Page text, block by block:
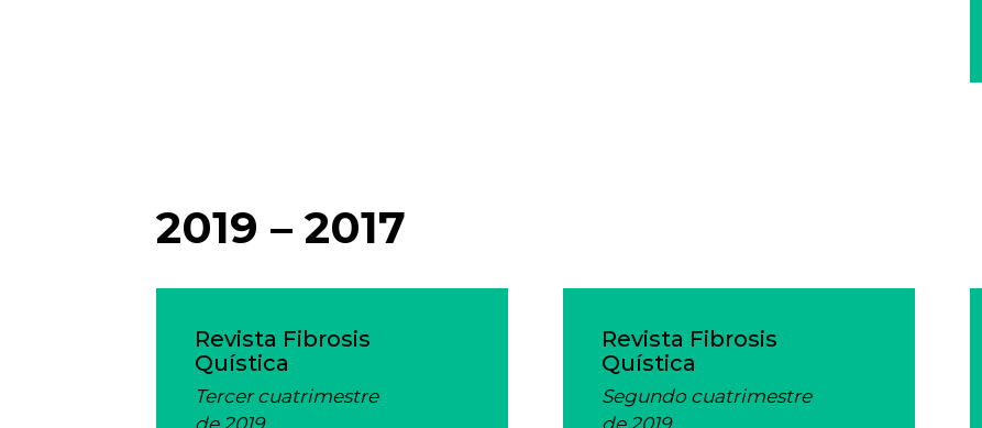
2019 – 2017
Revista Fibrosis
Quística
Tercer cuatrimestre
de 2019
Revista Fibrosis
Quística
Segundo cuatrimestre
de 2019